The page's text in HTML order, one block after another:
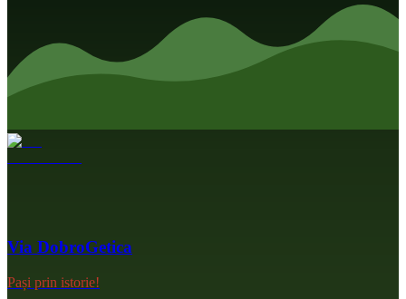
Via DobroGetica
Pași prin istorie!